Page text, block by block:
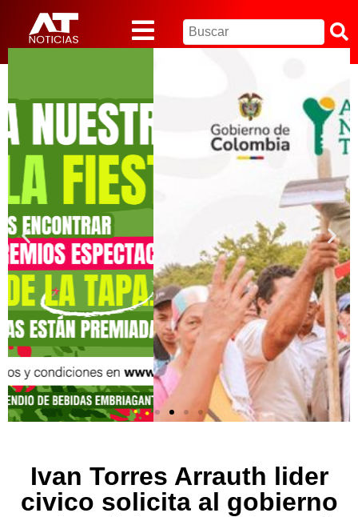
Ivan Torres Arrauth lider
civico solicita al gobierno